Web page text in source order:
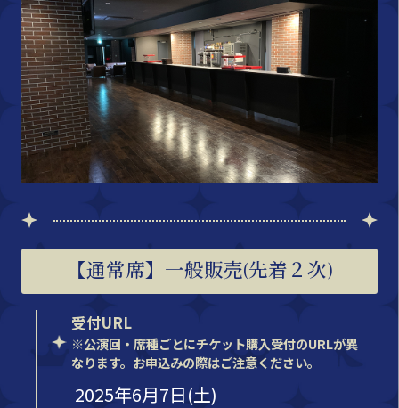
【通常席】一般販売(先着２次)
受付URL
※公演回・席種ごとにチケット購入受付のURLが異
なります。お申込みの際はご注意ください。
2025年6月7日(土)